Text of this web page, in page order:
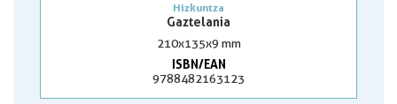
Hizkuntza
Gaztelania
210x135x9 mm
ISBN/EAN
9788482163123